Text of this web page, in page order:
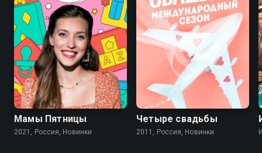
Мамы Пятницы
2021, Россия, Новинки
Четыре свадьбы
2011, Россия, Новинки